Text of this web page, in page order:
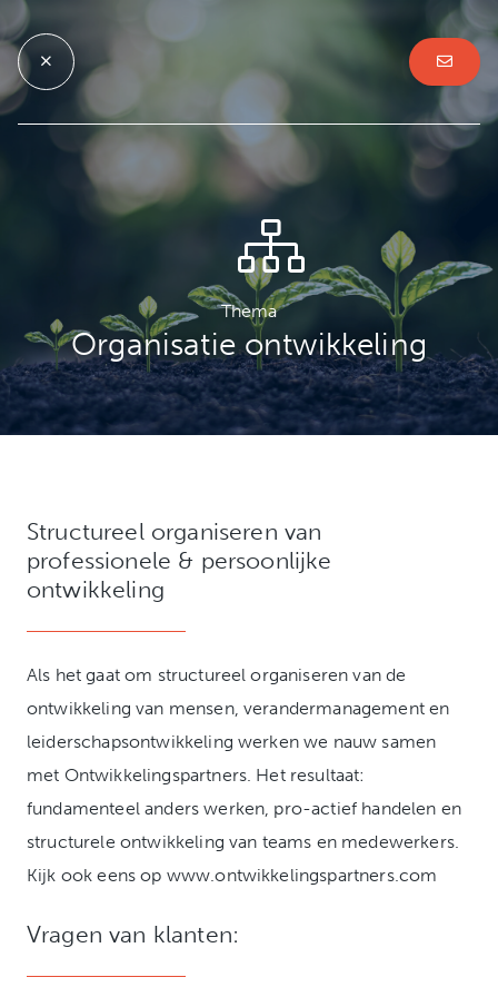
Organisatie ontwikkeling
Thema
Structureel organiseren van
professionele & persoonlijke
ontwikkeling
Als het gaat om structureel organiseren van de
ontwikkeling van mensen, verandermanagement en
leiderschapsontwikkeling werken we nauw samen
met Ontwikkelingspartners. Het resultaat:
fundamenteel anders werken, pro-actief handelen en
structurele ontwikkeling van teams en medewerkers.
Kijk ook eens op www.ontwikkelingspartners.com
Vragen van klanten: